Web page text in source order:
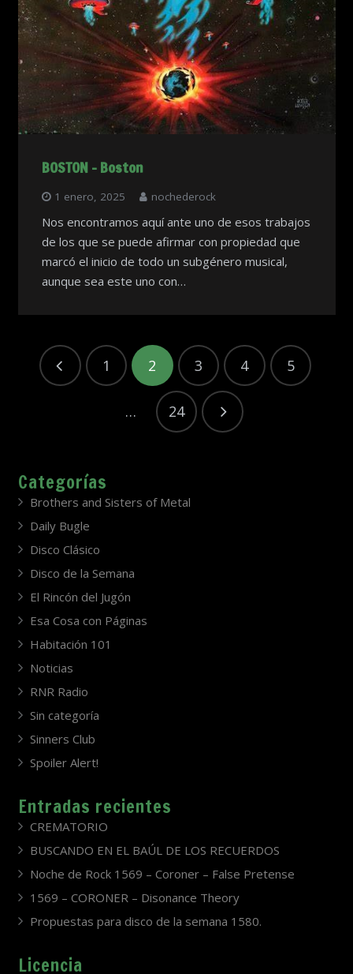
BOSTON – Boston
1 enero, 2025 nochederock
Nos encontramos aquí ante uno de esos trabajos
de los que se puede afirmar con propiedad que
marcó el inicio de todo un subgénero musical,
aunque sea este uno con…
1 2 3 4 5
… 24
Categorías
Brothers and Sisters of Metal
Daily Bugle
Disco Clásico
Disco de la Semana
El Rincón del Jugón
Esa Cosa con Páginas
Habitación 101
Noticias
RNR Radio
Sin categoría
Sinners Club
Spoiler Alert!
Entradas recientes
CREMATORIO
BUSCANDO EN EL BAÚL DE LOS RECUERDOS
Noche de Rock 1569 – Coroner – False Pretense
1569 – CORONER – Disonance Theory
Propuestas para disco de la semana 1580.
Licencia